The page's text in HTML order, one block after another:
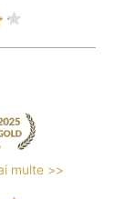
multe >>